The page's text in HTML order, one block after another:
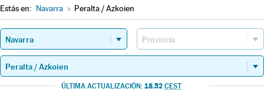
Estás en: Navarra » Peralta / Azkoien
ÚLTIMA ACTUALIZACIÓN: 18.52 CEST